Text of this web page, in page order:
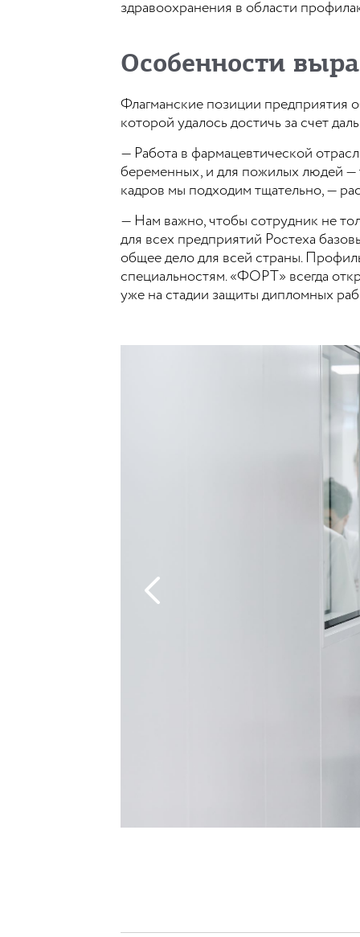
здравоохранения в области
Особенности
Флагманские позиции предприятия
которой удалось достичь за счет
— Работа в фармацевтической
беременных, и для пожилых людей —
кадров мы подходим тщательно, —
— Нам важно, чтобы сотрудник не
для всех предприятий Ростеха
общее дело для всей страны.
специальностям. «ФОРТ» всегда
уже на стадии защиты дипломных